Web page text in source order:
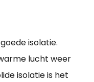
isolatie.
lucht weer
isolatie is het